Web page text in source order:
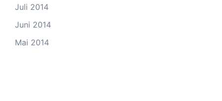
Juli 2014
Juni 2014
Mai 2014